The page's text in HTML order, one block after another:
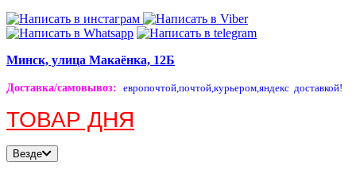
Минск, улица Макаёнка, 12Б
Доставка/самовывоз: европочтой,почтой,курьером,яндекс доставкой!
ТОВАР ДНЯ
Везде